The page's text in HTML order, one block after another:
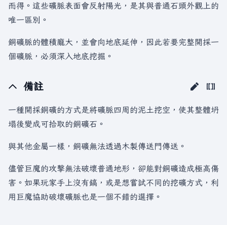
而得。這些礦脈表面會反射陽光，是其與普通石頭外觀上的
唯一區別。
銅礦脈的體積龐大，並會向地底延伸，因此若要完整開採一
個礦脈，必須深入地底挖掘。
備註
一種開採銅礦的方式是將礦脈四周的泥土挖空，使其整體坍
塌後變成可拾取的銅礦石。
與其他金屬一樣，銅礦無法透過木製傳送門傳送。
儘管巨魔的攻擊無法破壞普通地形，卻能對銅礦造成極高傷
害。如果玩家手上沒有鎬，或是想嘗試不同的挖礦方式，利
用巨魔協助破壞礦脈也是一個不錯的選擇。